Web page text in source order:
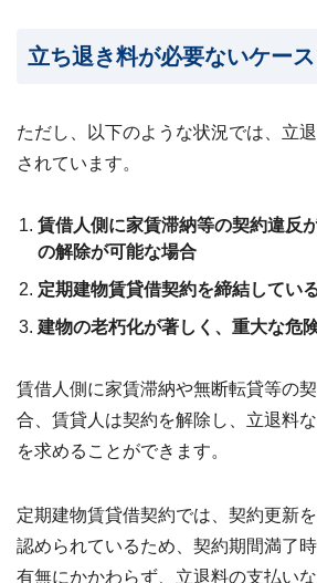
内・
買取
立ち退き料が必要ないケース
ただし、以下のような状況では、立
されています。
賃借人側に家賃滞納等の契約違反
の解除が可能な場合
定期建物賃貸借契約を締結してい
建物の老朽化が著しく、重大な危
賃借人側に家賃滞納や無断転貸等の
合、賃貸人は契約を解除し、立退料
を求めることができます。
定期建物賃貸借契約では、契約更新
認められているため、契約期間満了
有無にかかわらず、立退料の支払い